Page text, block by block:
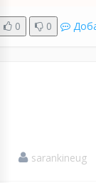
0 0
sarankineug